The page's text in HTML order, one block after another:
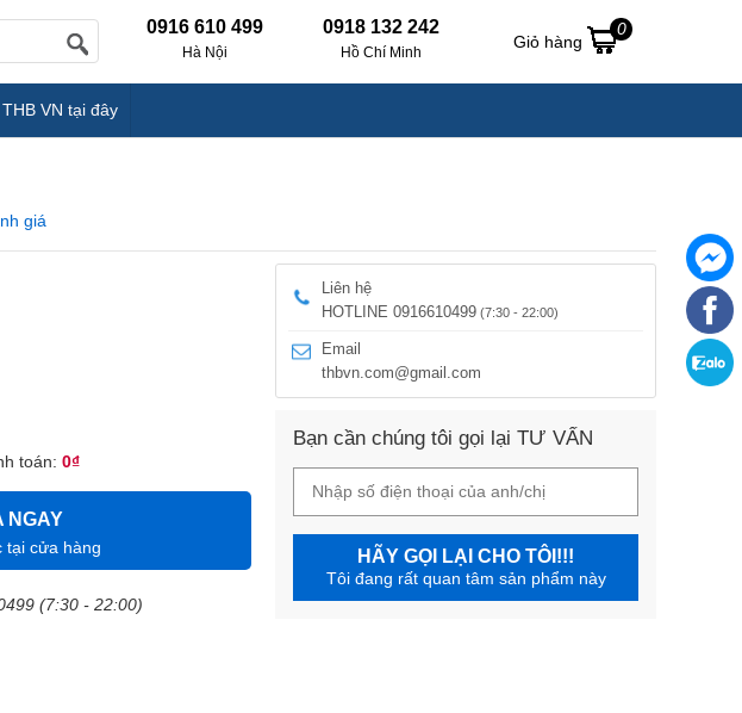
0916 610 499
Hà Nội
0918 132 242
Hồ Chí Minh
Giỏ hàng
0
VN tại đây
giá
toán: 0₫
NGAY
tại cửa hàng
(7:30 - 22:00)
Liên hệ
HOTLINE 0916610499 (7:30 - 22:00)
Email
thbvn.com@gmail.com
Bạn cần chúng tôi gọi lại TƯ VẤN
HÃY GỌI LẠI CHO TÔI!!!
Tôi đang rất quan tâm sản phẩm này